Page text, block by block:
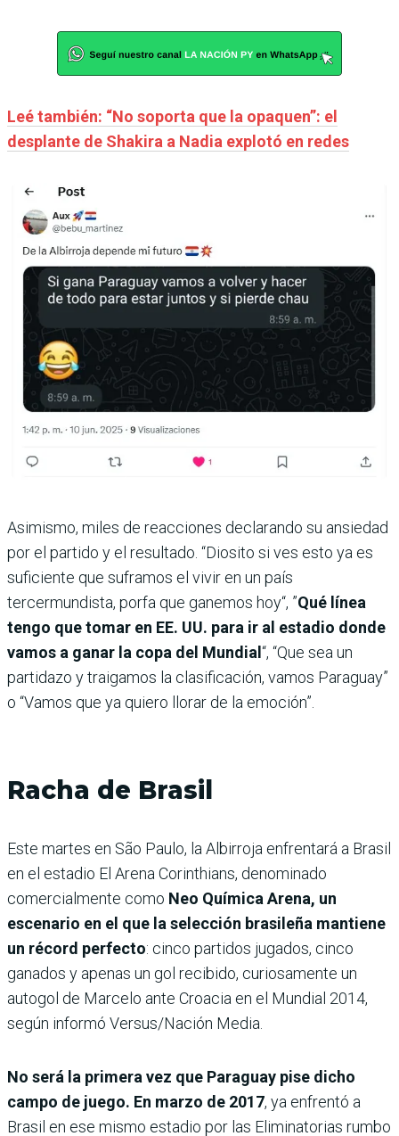
Leé también: “No soporta que la opaquen”: el
desplante de Shakira a Nadia explotó en redes
Asimismo, miles de reacciones declarando su ansiedad
por el partido y el resultado. “Diosito si ves esto ya es
suficiente que suframos el vivir en un país
tercermundista, porfa que ganemos hoy“, ”Qué línea
tengo que tomar en EE. UU. para ir al estadio donde
vamos a ganar la copa del Mundial “, “Que sea un
partidazo y traigamos la clasificación, vamos Paraguay”
o “Vamos que ya quiero llorar de la emoción”.
Racha de Brasil
Este martes en São Paulo, la Albirroja enfrentará a Brasil
en el estadio El Arena Corinthians, denominado
comercialmente como Neo Química Arena, un
escenario en el que la selección brasileña mantiene
un récord perfecto: cinco partidos jugados, cinco
ganados y apenas un gol recibido, curiosamente un
autogol de Marcelo ante Croacia en el Mundial 2014,
según informó Versus/Nación Media.
No será la primera vez que Paraguay pise dicho
campo de juego. En marzo de 2017, ya enfrentó a
Brasil en ese mismo estadio por las Eliminatorias rumbo